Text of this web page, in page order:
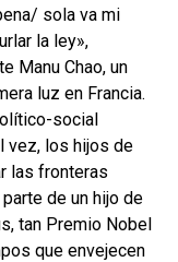
sola va mi
la ley»,
Manu Chao, un
luz en Francia.
social
vez, los hijos de
las fronteras
de un hijo de
tan Premio Nobel
que envejecen